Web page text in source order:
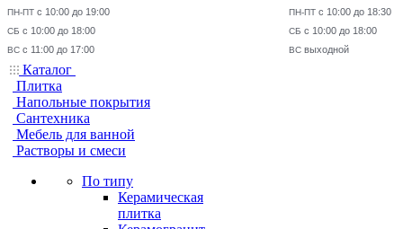
ПН-ПТ с 10:00 до 19:00
СБ с 10:00 до 18:00
ВС с 11:00 до 17:00
ПН-ПТ с 10:00 до 18:30
СБ с 10:00 до 18:00
ВС выходной
Каталог
Плитка
Напольные покрытия
Сантехника
Мебель для ванной
Растворы и смеси
По типу
Керамическая
плитка